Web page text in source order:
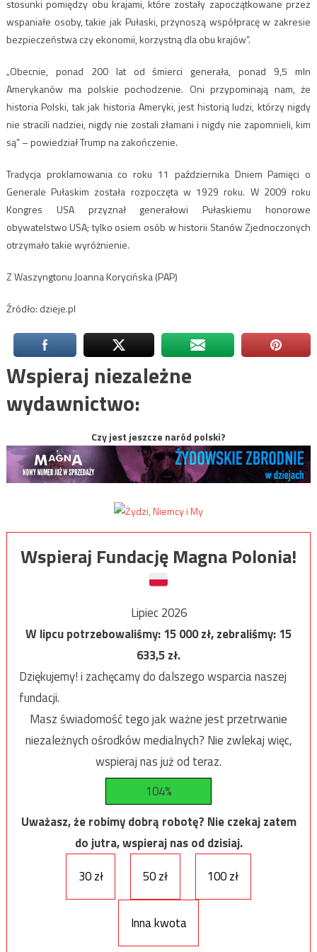
stosunki pomiędzy obu krajami, które zostały zapoczątkowane przez
wspaniałe osoby, takie jak Pułaski, przynoszą współpracę w zakresie
bezpieczeństwa czy ekonomii, korzystną dla obu krajów”.
„Obecnie, ponad 200 lat od śmierci generała, ponad 9,5 mln
Amerykanów ma polskie pochodzenie. Oni przypominają nam, że
historia Polski, tak jak historia Ameryki, jest historią ludzi, którzy nigdy
nie stracili nadziei, nigdy nie zostali złamani i nigdy nie zapomnieli, kim
są” – powiedział Trump na zakończenie.
Tradycja proklamowania co roku 11 października Dniem Pamięci o
Generale Pułaskim została rozpoczęta w 1929 roku. W 2009 roku
Kongres USA przyznał generałowi Pułaskiemu honorowe
obywatelstwo USA; tylko osiem osób w historii Stanów Zjednoczonych
otrzymało takie wyróżnienie.
Z Waszyngtonu Joanna Korycińska (PAP)
Źródło: dzieje.pl
Wspieraj niezależne
wydawnictwo:
Czy jest jeszcze naród polski?
Wspieraj Fundację Magna Polonia!
Lipiec 2026
W lipcu potrzebowaliśmy:15 000zł, zebraliśmy:15
633,5zł.
Dziękujemy! i zachęcamy do dalszego wsparcia naszej
fundacji.
Masz świadomość tego jak ważne jest przetrwanie
niezależnych ośrodków medialnych? Nie zwlekaj więc,
wspieraj nas już od teraz.
104%
Uważasz, że robimy dobrą robotę? Nie czekaj zatem
do jutra, wspieraj nas od dzisiaj.
30 zł
50 zł 100 zł
Inna kwota